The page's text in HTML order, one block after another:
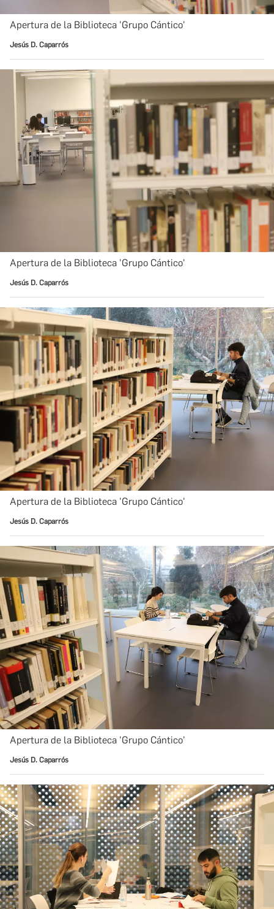
Apertura de la Biblioteca 'Grupo Cántico'
Jesús D. Caparrós
Apertura de la Biblioteca 'Grupo Cántico'
Jesús D. Caparrós
Apertura de la Biblioteca 'Grupo Cántico'
Jesús D. Caparrós
Apertura de la Biblioteca 'Grupo Cántico'
Jesús D. Caparrós